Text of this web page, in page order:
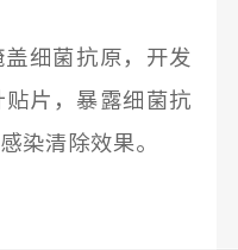
细菌抗原， 开发
片，暴露细菌抗
染清除效果。